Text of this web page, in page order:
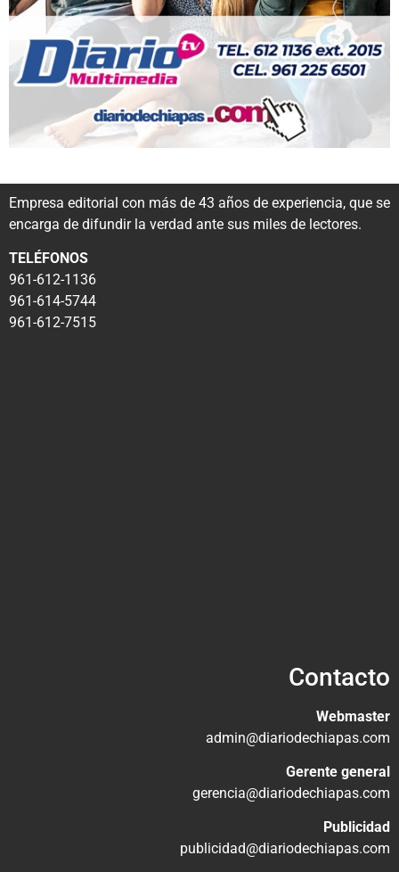
Empresa editorial con más de 43 años de experiencia, que se
encarga de difundir la verdad ante sus miles de lectores.
TELÉFONOS
961-612-1136
961-614-5744
961-612-7515
Contacto
Webmaster
admin@diariodechiapas.com
Gerente general
gerencia@diariodechiapas.com
Publicidad
publicidad@diariodechiapas.com